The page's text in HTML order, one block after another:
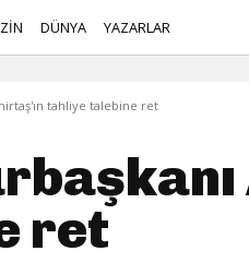
DÜNYA YAZARLAR
tahliye talebine ret
ret